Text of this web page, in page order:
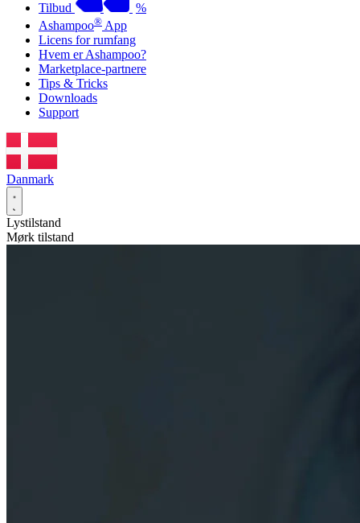
Tilbud
%
Ashampoo® App
Licens for rumfang
Hvem er Ashampoo?
Marketplace-partnere
Tips & Tricks
Downloads
Support
Danmark
Lystilstand
Mørk tilstand